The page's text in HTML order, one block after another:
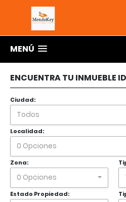
MENÚ
ENCUENTRA TU INMUEBLE
Ciudad:
Todos
Localidad:
0 Opciones
Zona:
0 Opciones
Estado Propiedad: